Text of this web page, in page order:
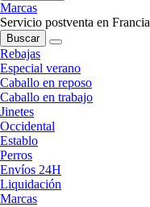
Marcas
Servicio postventa en Francia
Buscar
Rebajas
Especial verano
Caballo en reposo
Caballo en trabajo
Jinetes
Occidental
Establo
Perros
Envíos 24H
Liquidación
Marcas